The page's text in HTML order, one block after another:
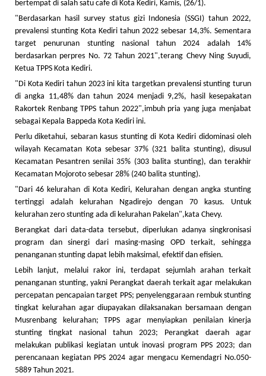
bertempat di salah satu cafe di Kota Kediri, Kamis, (26/1).
"Berdasarkan hasil survey status gizi Indonesia (SSGI) tahun 2022,
prevalensi stunting Kota Kediri tahun 2022 sebesar 14,3%. Sementara
target penurunan stunting nasional tahun 2024 adalah 14%
berdasarkan perpres No. 72 Tahun 2021",terang Chevy Ning Suyudi,
Ketua TPPS Kota Kediri.
"Di Kota Kediri tahun 2023 ini kita targetkan prevalensi stunting turun
di angka 11,48% dan tahun 2024 menjadi 9,2%, hasil kesepakatan
Rakortek Renbang TPPS tahun 2022",imbuh pria yang juga menjabat
sebagai Kepala Bappeda Kota Kediri ini.
Perlu diketahui, sebaran kasus stunting di Kota Kediri didominasi oleh
wilayah Kecamatan Kota sebesar 37% (321 balita stunting), disusul
Kecamatan Pesantren senilai 35% (303 balita stunting), dan terakhir
Kecamatan Mojoroto sebesar 28% (240 balita stunting).
"Dari 46 kelurahan di Kota Kediri, Kelurahan dengan angka stunting
tertinggi adalah kelurahan Ngadirejo dengan 70 kasus. Untuk
kelurahan zero stunting ada di kelurahan Pakelan",kata Chevy.
Berangkat dari data-data tersebut, diperlukan adanya singkronisasi
program dan sinergi dari masing-masing OPD terkait, sehingga
penanganan stunting dapat lebih maksimal, efektif dan efisien.
Lebih lanjut, melalui rakor ini, terdapat sejumlah arahan terkait
penanganan stunting, yakni Perangkat daerah terkait agar melakukan
percepatan pencapaian target PPS; penyelenggaraan rembuk stunting
tingkat kelurahan agar diupayakan dilaksanakan bersamaan dengan
Musrenbang kelurahan; TPPS agar menyiapkan penilaian kinerja
stunting tingkat nasional tahun 2023; Perangkat daerah agar
melakukan publikasi kegiatan untuk inovasi program PPS 2023; dan
perencanaan kegiatan PPS 2024 agar mengacu Kemendagri No.050-
5889 Tahun 2021.